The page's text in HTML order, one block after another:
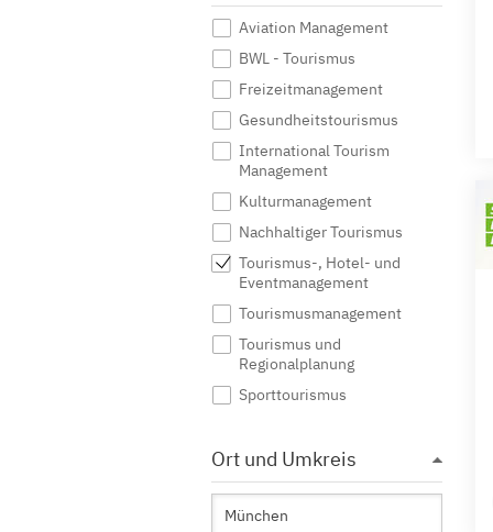
Aviation Management
BWL - Tourismus
Freizeitmanagement
Gesundheitstourismus
International Tourism
Management
Kulturmanagement
Nachhaltiger Tourismus
Tourismus-, Hotel- und
Eventmanagement
Tourismusmanagement
Tourismus und
Regionalplanung
Sporttourismus
Ort und Umkreis